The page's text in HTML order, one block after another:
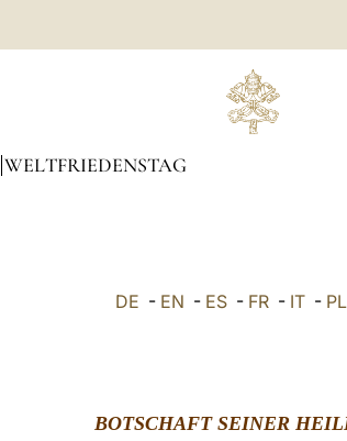
WELTFRIEDENSTAG
DE - EN - ES - FR - IT - PL
BOTSCHAFT SEINER